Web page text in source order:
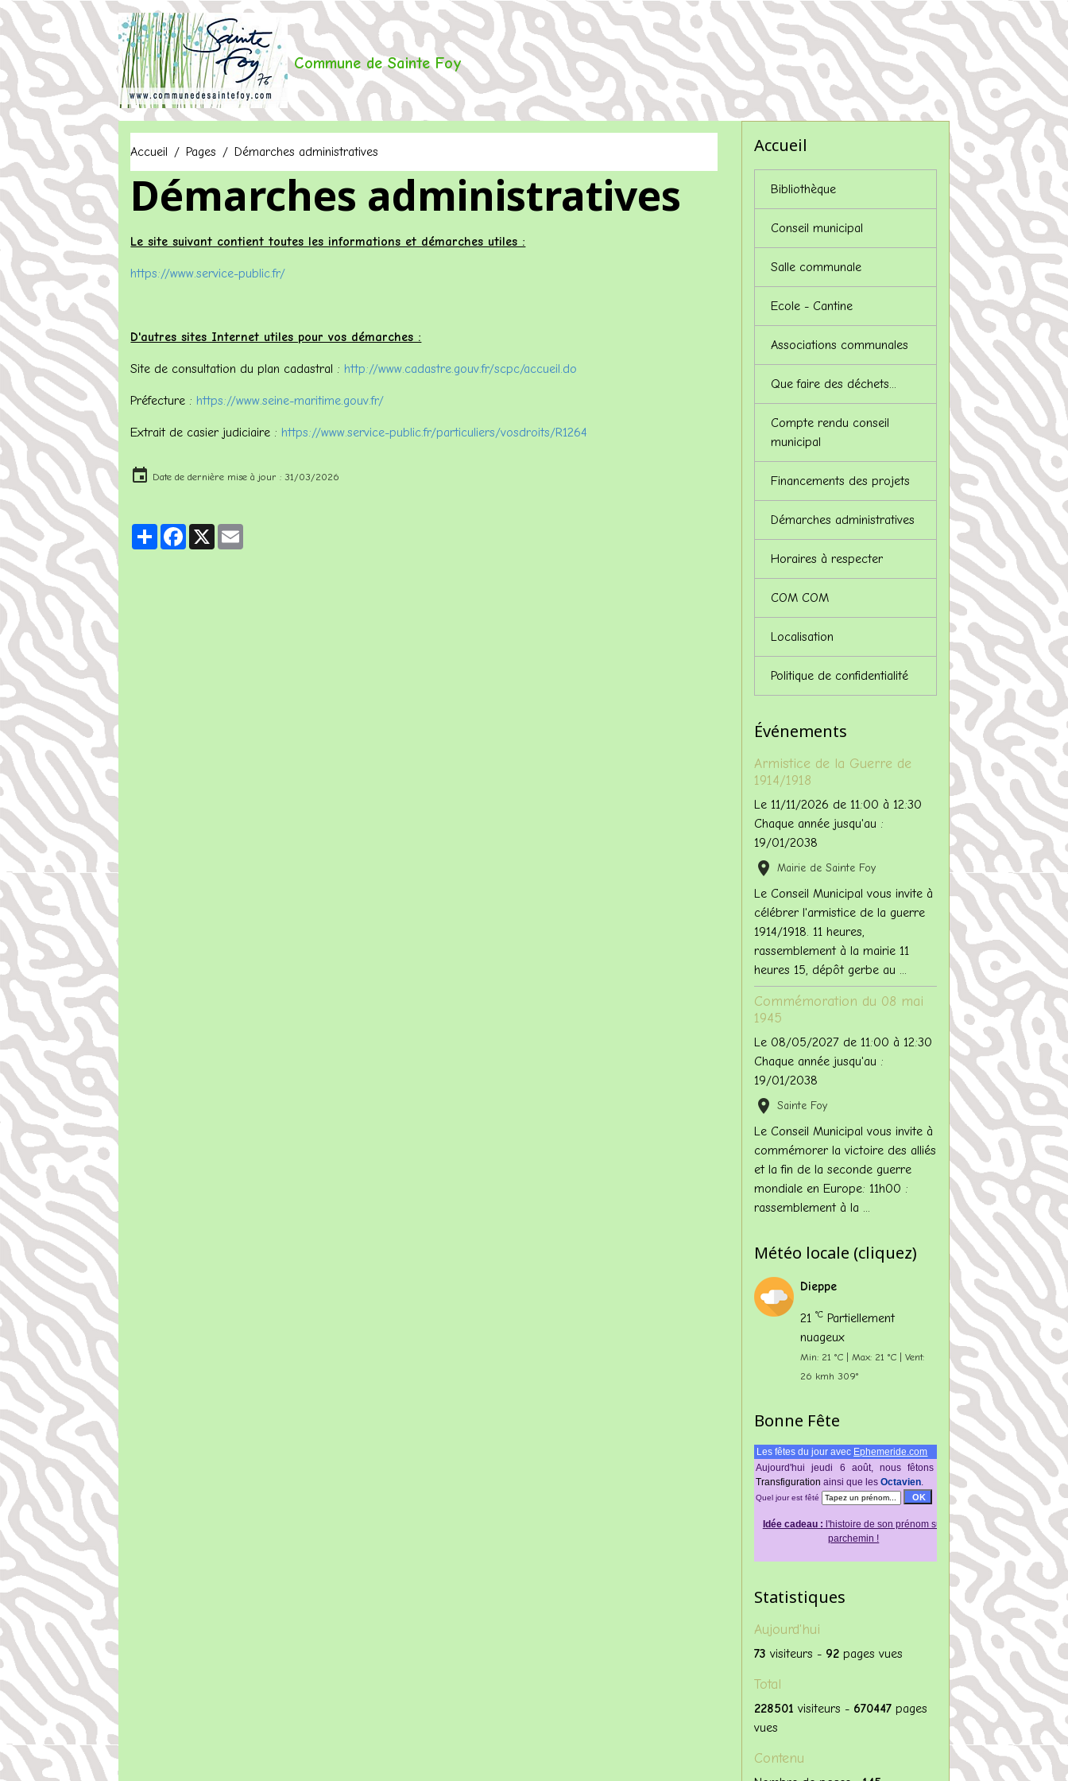
Commune de Sainte Foy
Accueil Pages Démarches administratives
Démarches administratives
Le site suivant contient toutes les informations et démarches utiles :
https://www.service-public.fr/
D'autres sites Internet utiles pour vos démarches :
Site de consultation du plan cadastral : http://www.cadastre.gouv.fr/scpc/accueil.do
Préfecture : https://www.seine-maritime.gouv.fr/
Extrait de casier judiciaire : https://www.service-public.fr/particuliers/vosdroits/R1264
Date de dernière mise à jour : 31/03/2026
PartagerFacebook
X
Accueil
Bibliothèque
Conseil municipal
Salle communale
Ecole - Cantine
Associations communales
Que faire des déchets...
Compte rendu conseil
municipal
Financements des projets
Démarches administratives
Horaires à respecter
COM COM
Localisation
Politique de confidentialité
Événements
Armistice de la Guerre de
1914/1918
Le 11/11/2026 de 11:00 à 12:30
Chaque année jusqu'au :
19/01/2038
Mairie de Sainte Foy
Le Conseil Municipal vous invite à
célébrer l'armistice de la guerre
1914/1918. 11 heures,
rassemblement à la mairie 11
heures 15, dépôt gerbe au ...
Commémoration du 08 mai
1945
Le 08/05/2027 de 11:00 à 12:30
Chaque année jusqu'au :
19/01/2038
Sainte Foy
Le Conseil Municipal vous invite à
commémorer la victoire des alliés
et la fin de la seconde guerre
mondiale en Europe: 11h00 :
rassemblement à la ...
Météo locale (cliquez)
Dieppe
21 °C Partiellement
nuageux
Min: 21 °C | Max: 21 °C | Vent:
26 kmh 309°
Bonne Fête
Les fêtes du jour avec Ephemeride.com
Aujourd'hui jeudi 6 août, nous fêtons
Transfigurаtiοn аinsi quе lеsOctavien.
Quel jour est fêté
Idée cadeau : l'histoire de son prénom sur
parchemin !
Statistiques
Aujourd'hui
73 visiteurs - 92 pages vues
Total
228501 visiteurs - 670447 pages
vues
Contenu